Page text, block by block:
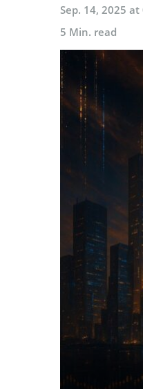
Sep. 14, 2025 at
5 Min. read